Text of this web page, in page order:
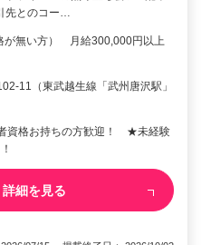
先とのコー…
が無い方） 月給300,000円以上
11（東武越生線「武州唐沢駅」
資格お持ちの方歓迎！ ★未経験
詳細を見る